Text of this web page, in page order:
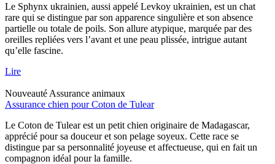
Le Sphynx ukrainien, aussi appelé Levkoy ukrainien, est un chat
rare qui se distingue par son apparence singulière et son absence
partielle ou totale de poils. Son allure atypique, marquée par des
oreilles repliées vers l’avant et une peau plissée, intrigue autant
qu’elle fascine.
Lire
Nouveauté Assurance animaux
Assurance chien pour Coton de Tulear
Le Coton de Tulear est un petit chien originaire de Madagascar,
apprécié pour sa douceur et son pelage soyeux. Cette race se
distingue par sa personnalité joyeuse et affectueuse, qui en fait un
compagnon idéal pour la famille.